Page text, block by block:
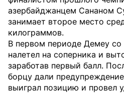
азербайджанцем Сананом
занимает второе место
килограммов.
В первом периоде Демеу со
налетел на соперника и
заработав первый балл.
борцу дали
выиграл позицию и провел